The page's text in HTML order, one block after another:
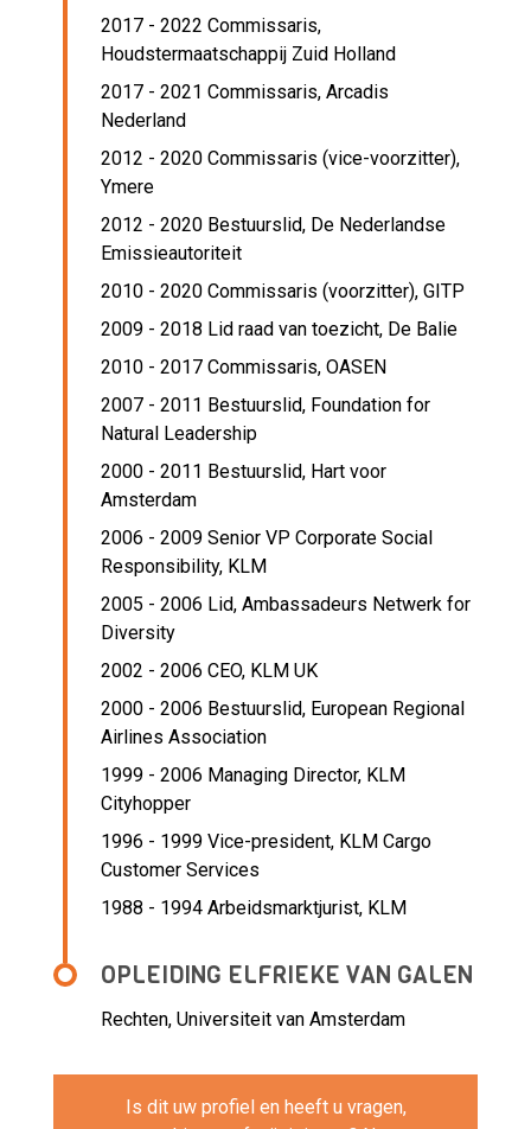
2017 - 2022 Commissaris,
Houdstermaatschappij Zuid Holland
2017 - 2021 Commissaris, Arcadis
Nederland
2012 - 2020 Commissaris (vice-voorzitter),
Ymere
2012 - 2020 Bestuurslid, De Nederlandse
Emissieautoriteit
2010 - 2020 Commissaris (voorzitter), GITP
2009 - 2018 Lid raad van toezicht, De Balie
2010 - 2017 Commissaris, OASEN
2007 - 2011 Bestuurslid, Foundation for
Natural Leadership
2000 - 2011 Bestuurslid, Hart voor
Amsterdam
2006 - 2009 Senior VP Corporate Social
Responsibility, KLM
2005 - 2006 Lid, Ambassadeurs Netwerk for
Diversity
2002 - 2006 CEO, KLM UK
2000 - 2006 Bestuurslid, European Regional
Airlines Association
1999 - 2006 Managing Director, KLM
Cityhopper
1996 - 1999 Vice-president, KLM Cargo
Customer Services
1988 - 1994 Arbeidsmarktjurist, KLM
OPLEIDING ELFRIEKE VAN GALEN
Rechten, Universiteit van Amsterdam
Is dit uw profiel en heeft u vragen,